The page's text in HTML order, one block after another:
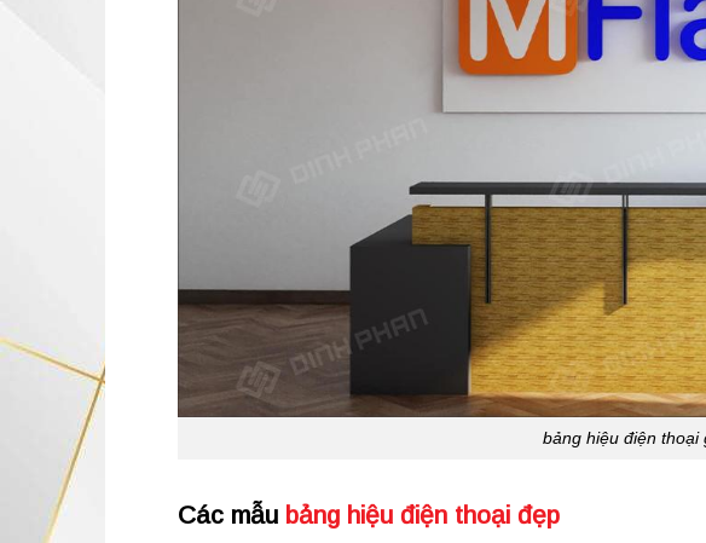
bảng hiệu điện thoại
Các mẫu bảng hiệu điện thoại đẹp